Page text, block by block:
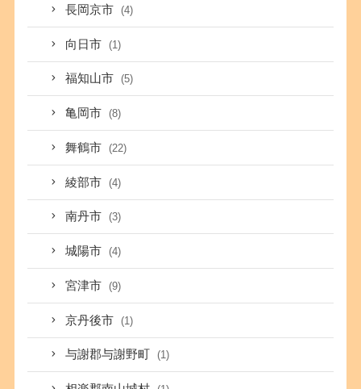
長岡京市 (4)
向日市 (1)
福知山市 (5)
亀岡市 (8)
舞鶴市 (22)
綾部市 (4)
南丹市 (3)
城陽市 (4)
宮津市 (9)
京丹後市 (1)
与謝郡与謝野町 (1)